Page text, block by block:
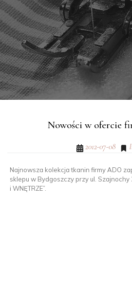
Nowości w ofercie
2012-07-08
Najnowsza kolekcja tkanin firmy ADO
sklepu w Bydgoszczy przy ul. Szajnochy
i WNĘTRZE”.